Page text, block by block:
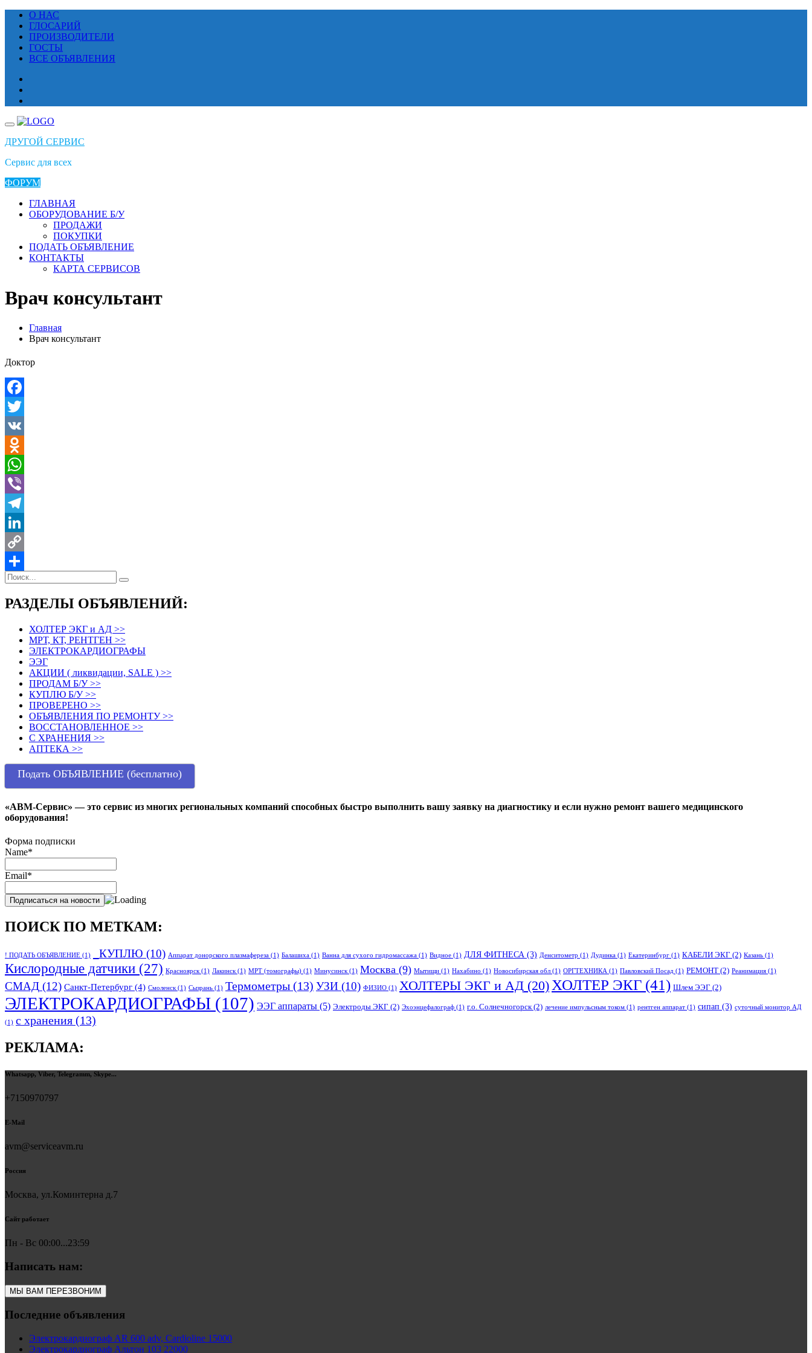
Перейти
содержимому
О НАС
ГЛОСАРИЙ
ПРОИЗВОДИТЕЛИ
ГОСТЫ
ВСЕ ОБЪЯВЛЕНИЯ
ДРУГОЙ СЕРВИС
Сервис для всех
ФОРУМ
ГЛАВНАЯ
ОБОРУДОВАНИЕ Б/У
ПРОДАЖИ
ПОКУПКИ
ПОДАТЬ ОБЪЯВЛЕНИЕ
КОНТАКТЫ
КАРТА СЕРВИСОВ
Врач консультант
Главная
Врач консультант
Доктор
Facebook
Twitter
VK
Odnoklassniki
WhatsApp
Viber
Telegram
LinkedIn
Copy
Link
Отправить
РАЗДЕЛЫ ОБЪЯВЛЕНИЙ:
ХОЛТЕР ЭКГ и АД >>
МРТ, КТ, РЕНТГЕН >>
ЭЛЕКТРОКАРДИОГРАФЫ
ЭЭГ
АКЦИИ ( ликвидации, SALE ) >>
ПРОДАМ Б/У >>
КУПЛЮ Б/У >>
ПРОВЕРЕНО >>
ОБЪЯВЛЕНИЯ ПО РЕМОНТУ >>
ВОССТАНОВЛЕННОЕ >>
С ХРАНЕНИЯ >>
АПТЕКА >>
Подать ОБЪЯВЛЕНИЕ (бесплатно)
«АВМ-Сервис» — это сервис из многих региональных компаний способных быстро выполнить вашу заявку на диагностику и если нужно ремонт вашего медицинского
оборудования!
Форма подписки
Name*
Email*
ПОИСК ПО МЕТКАМ:
! ПОДАТЬ ОБЪЯВЛЕНИЕ (1) _КУПЛЮ (10) Аппарат донорского плазмафереза (1) Балашиха (1) Ванна для сухого гидромассажа (1) Видное (1) ДЛЯ ФИТНЕСА (3) Денситометр (1) Дудинка (1) Екатеринбург (1) КАБЕЛИ ЭКГ (2) Казань (1)
Кислородные датчики (27) Красноярск (1) Лакинск (1) МРТ (томографы) (1) Минусинск (1) Москва (9) Мытищи (1) Нахабино (1) Новосибирская обл (1) ОРГТЕХНИКА (1) Павловский Посад (1) РЕМОНТ (2) Реанимация (1)
СМАД (12) Санкт-Петербург (4) Смоленск (1) Сызрань (1) Термометры (13) УЗИ (10) ФИЗИО (1) ХОЛТЕРЫ ЭКГ и АД (20) ХОЛТЕР ЭКГ (41) Шлем ЭЭГ (2)
ЭЛЕКТРОКАРДИОГРАФЫ (107) ЭЭГ аппараты (5) Электроды ЭКГ (2) Эхоэнцефалограф (1) г.о. Солнечногорск (2) лечение импульсным током (1) рентген аппарат (1) сипап (3) суточный монитор АД
(1) с хранения (13)
РЕКЛАМА:
Whatsapp, Viber, Telegramm, Skype...
+7150970797
E-Mail
avm@serviceavm.ru
Россия
Москва, ул.Коминтерна д.7
Сайт работает
Пн - Вс 00:00...23:59
Написать нам:
МЫ ВАМ ПЕРЕЗВОНИМ
Последние объявления
Электрокардиограф AR 600 adv, Cardioline 15000
Электрокардиограф Альтон 103 22000